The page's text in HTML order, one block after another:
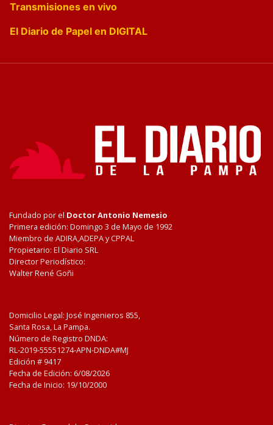
Transmisiones en vivo
El Diario de Papel en DIGITAL
Fundado por el Doctor Antonio Nemesio
Primera edición: Domingo 3 de Mayo de 1992
Miembro de ADIRA,ADEPA y CPPAL
Propietario: El Diario SRL
Director Periodístico:
Walter René Goñi
Domicilio Legal: José Ingenieros 855,
Santa Rosa, La Pampa.
Número de Registro DNDA:
RL-2019-55551274-APN-DNDA#MJ
Edición # 9417
Fecha de Edición: 6/08/2026
Fecha de Inicio: 19/10/2000